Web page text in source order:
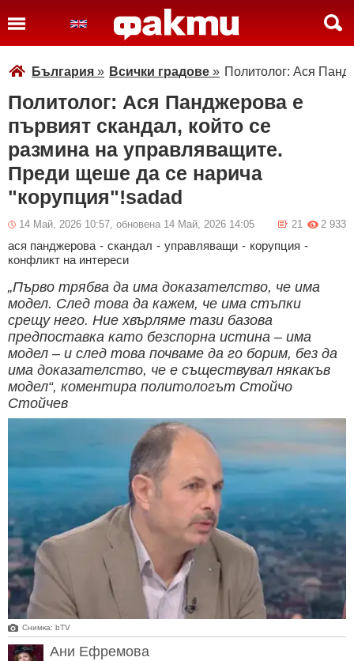
България » Всички градове » Политолог: Ася
Политолог: Ася Панджерова е
първият скандал, който се
размина на управляващите.
Преди щеше да се нарича
"корупция"!sadad
14 Май, 2026 10:57, обновена 14 Май, 2026 14:05 2 933
21
ася панджерова - скандал - управляващи - корупция -
конфликт на интереси
„Първо трябва да има доказателство, че има
модел. След това да кажем, че има стъпки
срещу него. Ние хвърляме тази базова
предпоставка като безспорна истина – има
модел – и след това почваме да го борим, без да
има доказателство, че е съществувал някакъв
модел“, коментира политологът Стойчо
Стойчев
Снимка: bTV
Ани Ефремова